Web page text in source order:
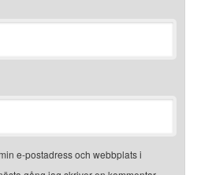
e-postadress och webbplats i